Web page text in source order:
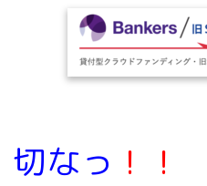
切なっ ！！